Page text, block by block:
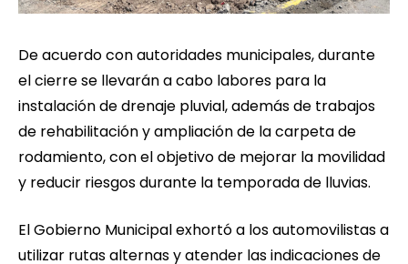
De acuerdo con autoridades municipales, durante
el cierre se llevarán a cabo labores para la
instalación de drenaje pluvial, además de trabajos
de rehabilitación y ampliación de la carpeta de
rodamiento, con el objetivo de mejorar la movilidad
y reducir riesgos durante la temporada de lluvias.
El Gobierno Municipal exhortó a los automovilistas a
utilizar rutas alternas y atender las indicaciones de